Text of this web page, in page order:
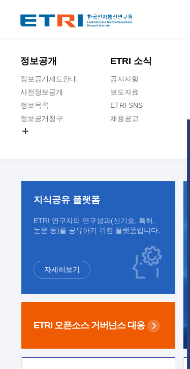
정보공개
정보공개제도안내
사전정보공개
정보목록
정보공개청구
ETRI 소식
공지사항
보도자료
ETRI SNS
채용공고
지식공유 플랫폼
ETRI 연구자의 연구성과(신기술, 특허,
논문 등)를 공유하기 위한 플랫폼입니다.
자세히보기
ETRI 오픈소스 거버넌스 대응